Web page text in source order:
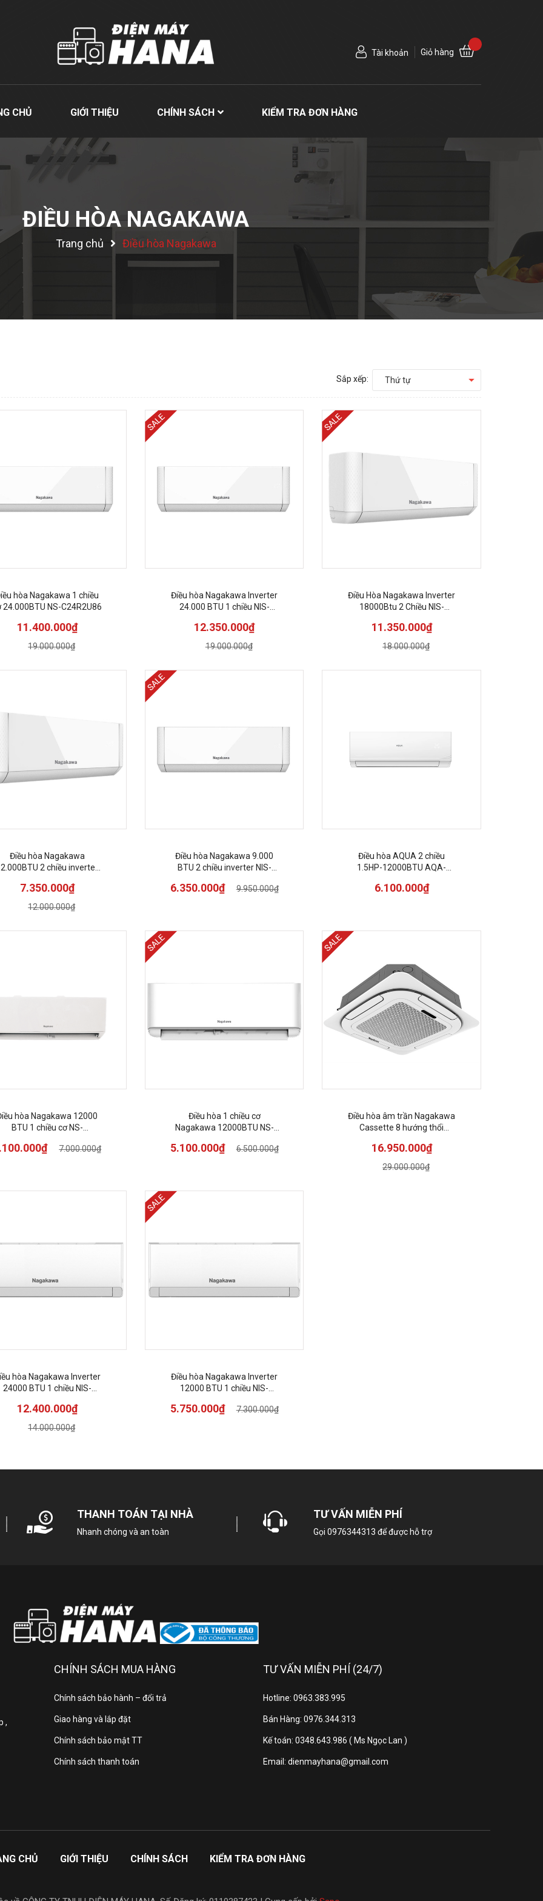
Tài khoản Giỏ hàng
CHỦ GIỚI THIỆU CHÍNH SÁCH KIỂM TRA ĐƠN HÀNG
ĐIỀU HÒA NAGAKAWA
Trang chủ Điều hòa Nagakawa
Sắp xếp: Thứ tự
hòa Nagakawa 1 chiều
24.000BTU NS-C24R2U86
11.400.000₫
19.000.000₫
Điều hòa Nagakawa Inverter
24.000 BTU 1 chiều NIS-
12.350.000₫
19.000.000₫
Điều Hòa Nagakawa Inverter
18000Btu 2 Chiều NIS-
11.350.000₫
18.000.000₫
Điều hòa Nagakawa
2 chiều inverter
7.350.000₫
12.000.000₫
Điều hòa Nagakawa 9.000
BTU 2 chiều inverter NIS-
6.350.000₫ 9.950.000₫
Điều hòa AQUA 2 chiều
1.5HP-12000BTU AQA-
6.100.000₫
hòa Nagakawa 12000
BTU 1 chiều cơ NS-
7.000.000₫
Điều hòa 1 chiều cơ
Nagakawa 12000BTU NS-
5.100.000₫ 6.500.000₫
Điều hòa âm trần Nagakawa
Cassette 8 hướng thổi
C28R1T20
16.950.000₫
29.000.000₫
hòa Nagakawa Inverter
24000 BTU 1 chiều NIS-
12.400.000₫
14.000.000₫
Điều hòa Nagakawa Inverter
12000 BTU 1 chiều NIS-
5.750.000₫ 7.300.000₫
THANH TOÁN TẠI NHÀ
Nhanh chóng và an toàn
TƯ VẤN MIỄN PHÍ
Gọi 0976344313 để được hỗ trợ
,
CHÍNH SÁCH MUA HÀNG
Chính sách bảo hành – đổi trả
Giao hàng và lắp đặt
Chính sách bảo mật TT
Chính sách thanh toán
TƯ VẤN MIỄN PHÍ (24/7)
Hotline: 0963.383.995
Bán Hàng: 0976.344.313
Kế toán: 0348.643.986 ( Ms Ngọc Lan )
Email: dienmayhana@gmail.com
CHỦ GIỚI THIỆU CHÍNH SÁCH KIỂM TRA ĐƠN HÀNG